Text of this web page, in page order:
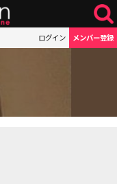
ログイン メンバー登録